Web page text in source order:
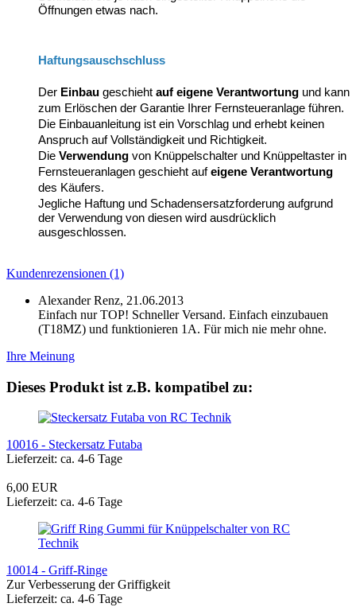
Öffnungen etwas nach.
Haftungsauschschluss
Der Einbau geschieht auf eigene Verantwortung und kann
zum Erlöschen der Garantie Ihrer Fernsteueranlage führen.
Die Einbauanleitung ist ein Vorschlag und erhebt keinen
Anspruch auf Vollständigkeit und Richtigkeit.
Die Verwendung von Knüppelschalter und Knüppeltaster in
Fernsteueranlagen geschieht aufeigene Verantwortung
des Käufers.
Jegliche Haftung und Schadensersatzforderung aufgrund
der Verwendung von diesen wird ausdrücklich
ausgeschlossen.
Kundenrezensionen (1)
Alexander Renz, 21.06.2013
Einfach nur TOP! Schneller Versand. Einfach einzubauen
(T18MZ) und funktionieren 1A. Für mich nie mehr ohne.
Ihre Meinung
Dieses Produkt ist z.B. kompatibel zu:
10016 - Steckersatz Futaba
Lieferzeit: ca. 4-6 Tage
6,00 EUR
Lieferzeit: ca. 4-6 Tage
10014 - Griff-Ringe
Zur Verbesserung der Griffigkeit
Lieferzeit: ca. 4-6 Tage